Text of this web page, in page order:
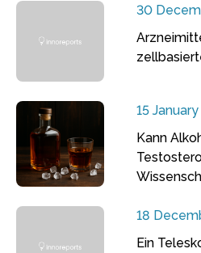
30
15
Kann
18
Ein